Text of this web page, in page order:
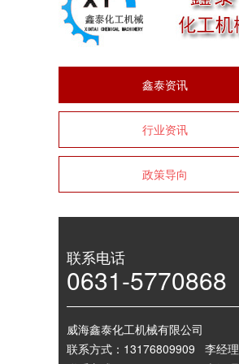
鑫泰资讯
行业资讯
政策导向
联系电话
0631-5770868
威海鑫泰化工机械有限公司
联系方式：13176809909 李经理